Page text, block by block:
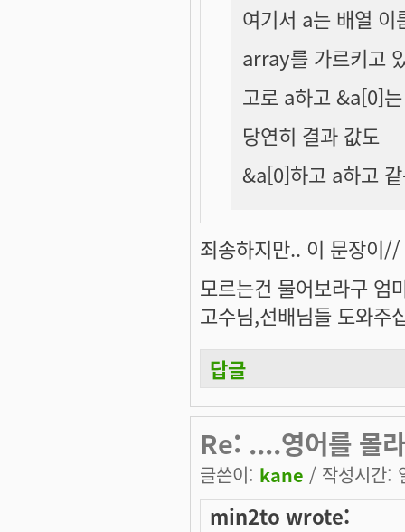
여기서 a는 배열 이
array를 가르키고
고로 a하고 &a[0]
당연히 결과 값도
&a[0]하고 a하고
죄송하지만.. 이 문장이
모르는건 물어보라구 엄
고수님,선배님들 도와주
답글
Re: ....영어를 몰
글쓴이: kane / 작성시간:
min2to wrote: